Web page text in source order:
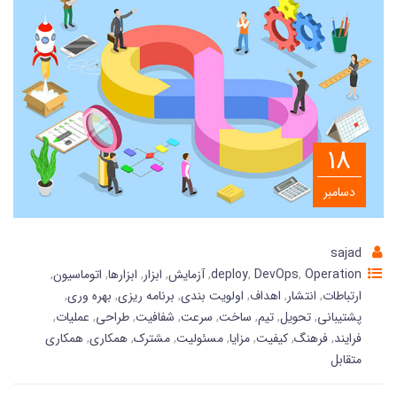
18
دسامبر
sajad
deploy, DevOps, Operation
,آزمایش, ابزار, ابزارها, اتوماسیون,
ارتباطات, انتشار, اهداف, اولویت بندی, برنامه ریزی, بهره وری,
پشتیبانی,تحویل,تیم, ساخت, سرعت, شفافیت,طراحی, عملیات,
فرایند,فرهنگ,کیفیت,مزایا,مسئولیت,مشترک,همکاری,همکاری
متقابل